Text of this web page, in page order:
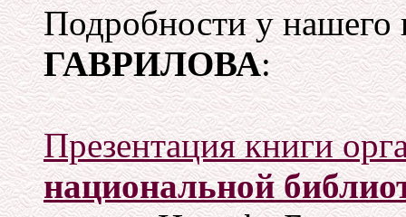
Подробности у нашего
ГАВРИЛОВА:
Презентация книги
национальной